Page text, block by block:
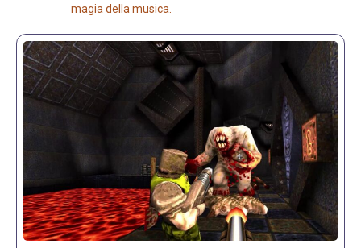
magia della musica.